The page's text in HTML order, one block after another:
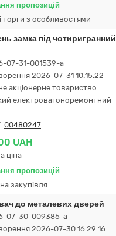
пропозицій
торги з особливостями
замка під чотиригранний
07-31-001539-a
2026-07-31 10:15:22
акціонерне товариство
електровагоноремонтний
00480247
UAH
ціна
пропозицій
закупівля
до металевих дверей
07-30-009385-a
2026-07-30 16:29:16